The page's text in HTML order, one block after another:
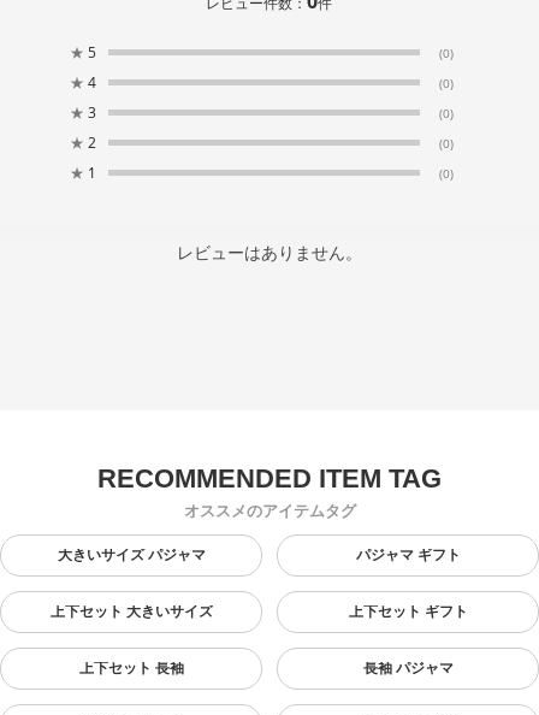
★ 5 (0)
★ 4 (0)
★ 3 (0)
★ 2 (0)
★ 1 (0)
レビューはありません。
オススメのアイテムタグ
大きいサイズ パジャマ パジャマ ギフト
上下セット 大きいサイズ 上下セット ギフト
上下セット 長袖 長袖 パジャマ